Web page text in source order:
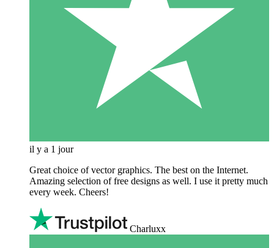
il y a 1 jour
Great choice of vector graphics. The best on the Internet.
Amazing selection of free designs as well. I use it pretty much
every week. Cheers!
Charluxx